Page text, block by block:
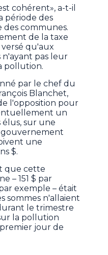
cohérent», a-t-il
période des
des communes.
de la taxe
qu'aux
n'ayant pas leur
pollution.
par le chef du
Blanchet,
l'opposition pour
un
sur une
une
$.
que cette
– 151 $ par
exemple – était
sommes n'allaient
le trimestre
la pollution
jour de